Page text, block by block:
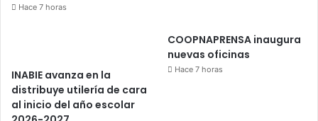
Hace 7 horas
INABIE avanza en la
distribuye utilería de cara
al inicio del año escolar
COOPNAPRENSA inaugura
nuevas oficinas
Hace 7 horas